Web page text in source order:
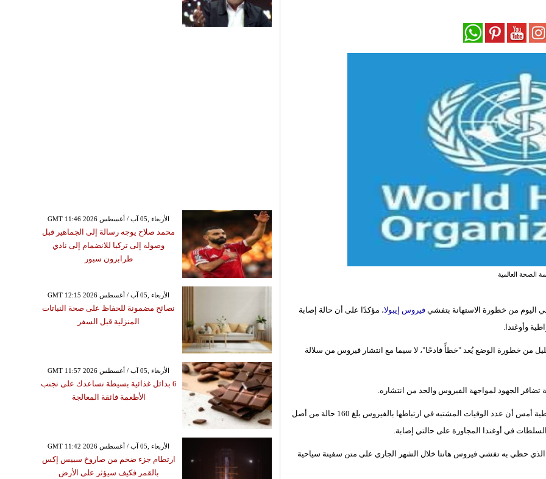
الصحة العالمية
اليوم من خطورة الاستهانة بتفشي فيروس إيبولا، مؤكدًا على أن حالة إصابة
وأوغندا.
من خطورة الوضع يُعد "خطأً فادحًا"، لا سيما مع انتشار فيروس من سلالة
تضافر الجهود لمواجهة الفيروس والحد من انتشاره.
وأظهرت بيانات صادرة عن وزارة الصحة في جمهورية الكونجو الديمقراطية أمس أن عدد الوفيات المشتبه في ارتباطها بالفيروس بلغ 160 حالة من أصل
الذي حظي به تفشي فيروس هانتا خلال الشهر الجاري على متن سفينة سياحية
GMT 11:46 2026 الأربعاء ,05 آب / أغسطس
محمد صلاح يوجه رسالة إلى الجماهير قبل
وصوله إلى تركيا للانضمام إلى نادي
طرابزون سبور
GMT 12:15 2026 الأربعاء ,05 آب / أغسطس
نصائح مضمونة للحفاظ على صحة النباتات
المنزلية قبل السفر
GMT 11:57 2026 الأربعاء ,05 آب / أغسطس
6 بدائل غذائية بسيطة تساعدك على تجنب
الأطعمة فائقة المعالجة
GMT 11:42 2026 الأربعاء ,05 آب / أغسطس
ارتطام جزء ضخم من صاروخ سبيس إكس
بالقمر فكيف سيؤثر على الأرض